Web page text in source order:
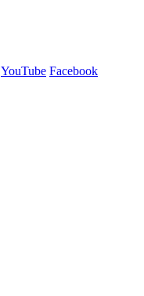
YouTube Facebook